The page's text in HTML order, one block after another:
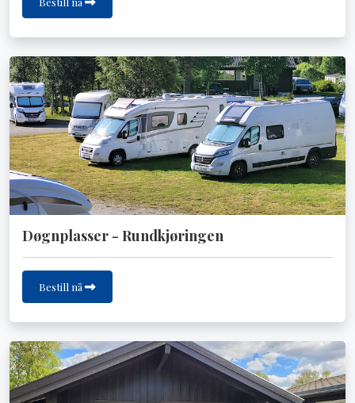
Døgnplasser - Rundkjøringen
Bestill nå